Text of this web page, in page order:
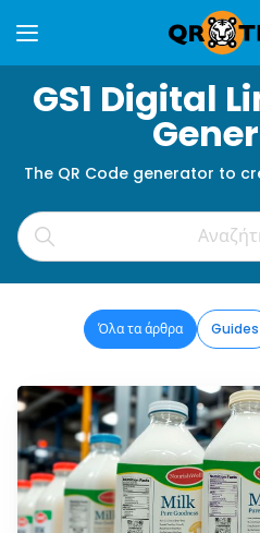
GS1 Digital
The QR Code generator to
Όλα τα άρθρα Guides